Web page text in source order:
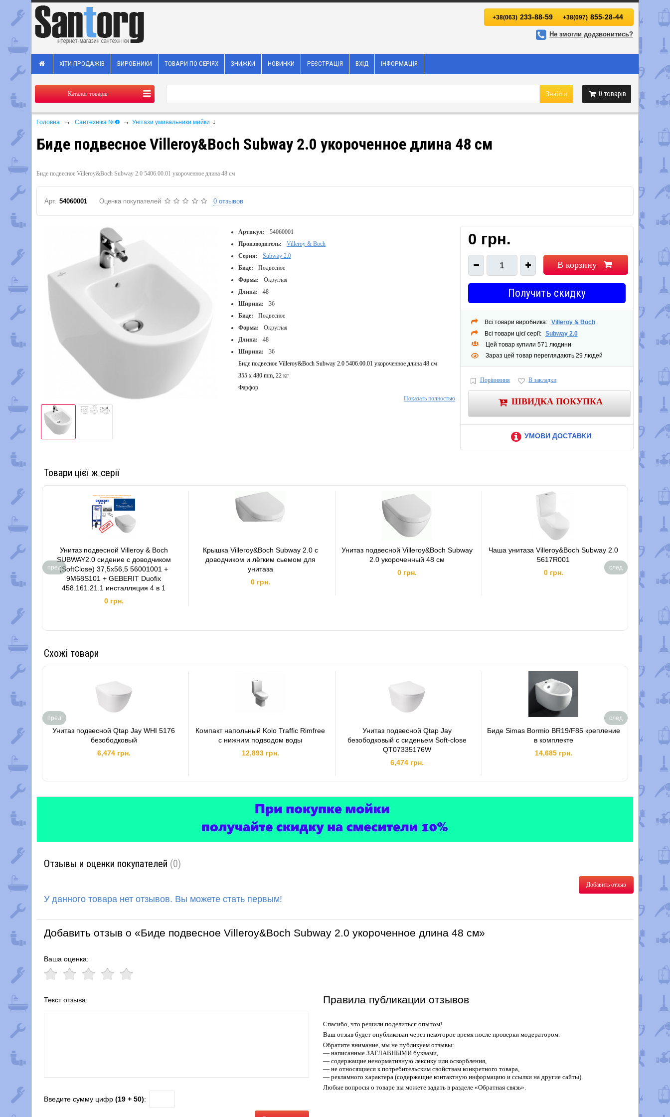
+38(063) 233-88-59 +38(097) 855-28-44
Не змогли додзвонитись?
ХІТИ ПРОДАЖІВ ВИРОБНИКИ ТОВАРИ ПО СЕРІЯХ ЗНИЖКИ НОВИНКИ РЕЄСТРАЦІЯ ВХІД ІНФОРМАЦІЯ
Каталог товарів 0 товарів
Знайти
Головна → Сантехніка №❶ → Унітази умивальники мийки ↓
Биде подвесное Villeroy&Boch Subway 2.0 укороченное длина 48 см
Биде подвесное Villeroy&Boch Subway 2.0 5406.00.01 укороченное длина 48 см
Арт. 54060001 Оценка покупателей 0 отзывов
Артикул:
54060001
Производитель:
Villeroy & Boch
Серия:
Subway 2.0
Биде:
Подвесное
Форма:
Округлая
Длина:
48
Ширина:
36
Биде:
Подвесное
Форма:
Округлая
Длина:
48
Ширина:
36
Биде подвесное Villeroy&Boch Subway 2.0 5406.00.01 укороченное длина 48 см
355 x 480 mm, 22 кг
Фарфор.
Показать полностью
0 грн.
1 В корзину
Получить скидку
Всі товари виробника: Villeroy & Boch
Всі товари цієї серії: Subway 2.0
Цей товар купили 571 людини
Зараз цей товар переглядають 29 людей
Порівняння В закладки
ШВИДКА ПОКУПКА
УМОВИ ДОСТАВКИ
Товари цієї ж серії
Унитаз подвесной Villeroy & Boch
SUBWAY2.0 сидение с доводчиком
(SoftClose) 37,5x56,5 56001001 +
9M68S101 + GEBERIT Duofix
458.161.21.1 инсталляция 4 в 1
0 грн.
Крышка Villeroy&Boch Subway 2.0 с
доводчиком и лёгким сьемом для
унитаза
0 грн.
Унитаз подвесной Villeroy&Boch Subway
2.0 укороченный 48 см
0 грн.
Чаша унитаза Villeroy&Boch Subway 2.0
5617R001
0 грн.
Унитаз
пред след
Схожі товари
Унитаз подвесной Qtap Jay WHI 5176
безободковый
6,474 грн.
Компакт напольный Kolo Traffic Rimfree
с нижним подводом воды
12,893 грн.
Унитаз подвесной Qtap Jay
безободковый с сиденьем Soft-close
QT07335176W
6,474 грн.
Биде Simas Bormio BR19/F85 крепление
в комплекте
14,685 грн.
пред след
Отзывы и оценки покупателей (0)
Добавить отзыв
У данного товара нет отзывов. Вы можете стать первым!
Добавить отзыв о «Биде подвесное Villeroy&Boch Subway 2.0 укороченное длина 48 см»
Ваша оценка:
Текст отзыва:
Введите сумму цифр (19 + 50):
Правила публикации отзывов
Спасибо, что решили поделиться опытом!
Ваш отзыв будет опубликован через некоторое время после проверки модератором.
Обратите внимание, мы не публикуем отзывы:
— написанные ЗАГЛАВНЫМИ буквами,
— содержащие ненормативную лексику или оскорбления,
— не относящиеся к потребительским свойствам конкретного товара,
— рекламного характера (содержащие контактную информацию и ссылки на другие сайты).
Любые вопросы о товаре вы можете задать в разделе «Обратная связь».